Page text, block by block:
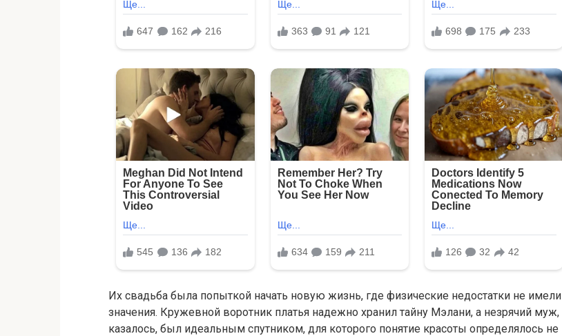
Их свадьба была попыткой начать новую жизнь, где физические недостатки не имели
значения. Кружевной воротник платья надежно хранил тайну Мэлани, а незрячий муж,
казалось, был идеальным спутником, для которого понятие красоты определялось не